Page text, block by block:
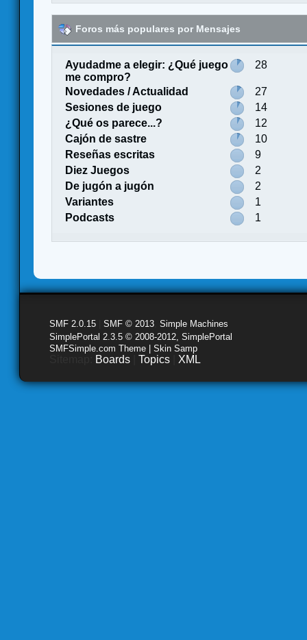
Foros más populares por Mensajes
Ayudadme a elegir: ¿Qué juego
me compro?
28
Novedades / Actualidad
27
Sesiones de juego
14
¿Qué os parece...?
12
Cajón de sastre
10
Reseñas escritas
9
Diez Juegos
2
De jugón a jugón
2
Variantes
1
Podcasts
1
SMF 2.0.15 SMF © 2013 Simple Machines
SimplePortal 2.3.5 © 2008-2012, SimplePortal
SMFSimple.com Theme | Skin Samp
Boards Topics XML